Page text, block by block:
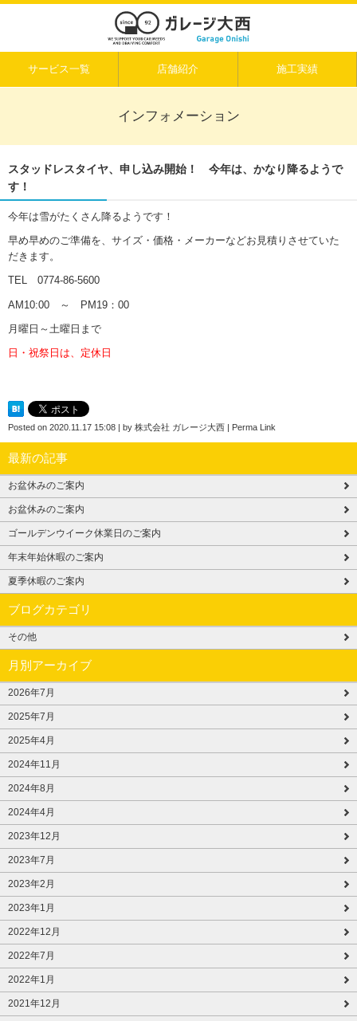
サービス一覧 店舗紹介 施工実績
インフォメーション
スタッドレスタイヤ、申し込み開始！ 今年は、かなり降るようで
す！
今年は雪がたくさん降るようです！
早め早めのご準備を、サイズ・価格・メーカーなどお見積りさせていた
だきます。
TEL 0774-86-5600
AM10:00 ～ PM19：00
月曜日～土曜日まで
日・祝祭日は、定休日
Posted on 2020.11.17 15:08 by 株式会社 ガレージ大西 Perma Link
最新の記事
お盆休みのご案内
お盆休みのご案内
ゴールデンウイーク休業日のご案内
年末年始休暇のご案内
夏季休暇のご案内
ブログカテゴリ
その他
月別アーカイブ
2026年7月
2025年7月
2025年4月
2024年11月
2024年8月
2024年4月
2023年12月
2023年7月
2023年2月
2023年1月
2022年12月
2022年7月
2022年1月
2021年12月